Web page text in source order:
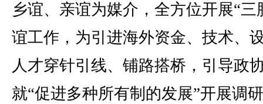
乡谊、亲谊为媒介，全方位开展“三
谊工作，为引进海外资金、技术、
人才穿针引线、铺路搭桥，引导政
就“促进多种所有制的发展”开展调